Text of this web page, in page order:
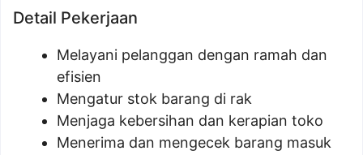
Detail Pekerjaan
Melayani pelanggan dengan ramah dan
efisien
Mengatur stok barang di rak
Menjaga kebersihan dan kerapian toko
Menerima dan mengecek barang masuk